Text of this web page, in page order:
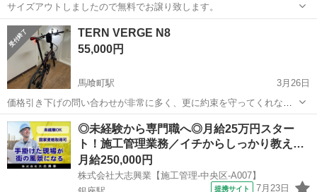
サイズアウトしましたので無料でお譲り致します。
東京 中央区
TERN VERGE N8
55,000円
馬喰町駅
3月26日
価格引き下げの問い合わせが非常に多く、更に約束を守ってくれなか
ったため、販売をやめてから再度掲載します。 写真のヘルメット､エ
アーポンプ、GIANTバック、20インチ 折り畳み自転車用 輪行バッグ
は自転車を売ると使用しなく...
東京 中央区 馬喰町駅 折りたたみ自転車 TERN
◎未経験から専門職へ◎月給25万円スター
ト！施工管理業務／イチからしっかり教え…
月給250,000円
株式会社大志興業【施工管理-中央区-A007】
提携サイト 7月23日